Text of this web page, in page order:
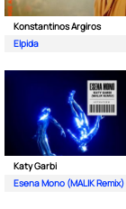
Konstantinos Argiros
Elpida
Katy Garbi
Esena Mono (MALIK Remix)